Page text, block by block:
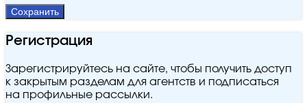
Сохранить
Регистрация
Зарегистрируйтесь на сайте, чтобы получить доступ
к закрытым разделам для агентств и подписаться
на профильные рассылки.